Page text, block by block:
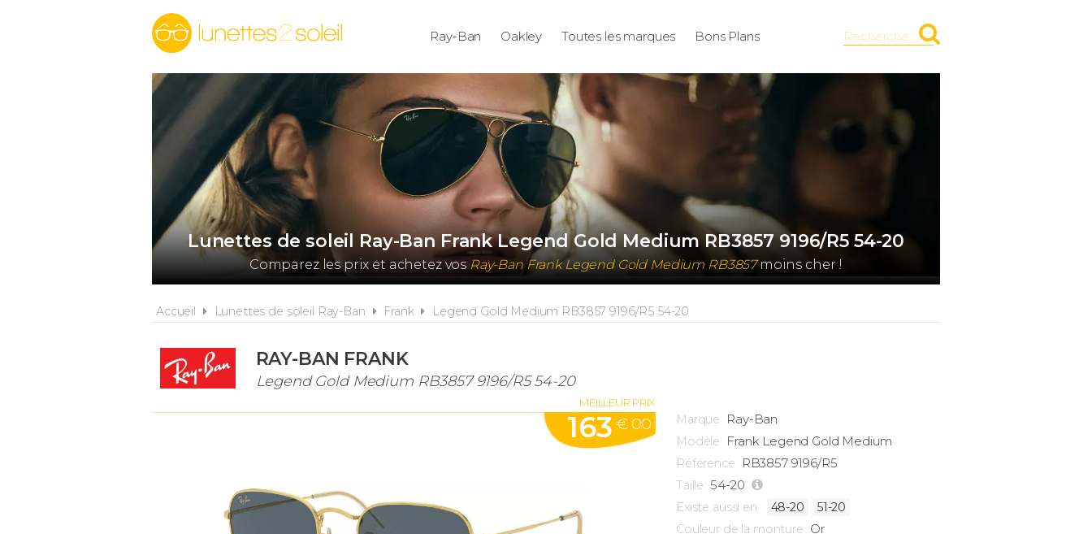
Ray-Ban Oakley Toutes les marques Bons Plans Recherche
Lunettes de soleil Ray-Ban Frank Legend Gold Medium RB3857 9196/R5 54-20
Comparez les prix et achetez vos Ray-Ban Frank Legend Gold Medium RB3857moins cher !
Accueil Lunettes de soleil Ray-Ban Frank Legend Gold Medium RB3857 9196/R5 54-20
RAY-BAN FRANK
Legend Gold Medium RB3857 9196/R5 54-20
MEILLEUR PRIX
163 € 00 Marque Ray-Ban
Modèle FrankLegend Gold Medium
Référence RB3857 9196/R5
Taille 54-20
Existe aussi en 48-20
51-20
Couleur de la monture Or